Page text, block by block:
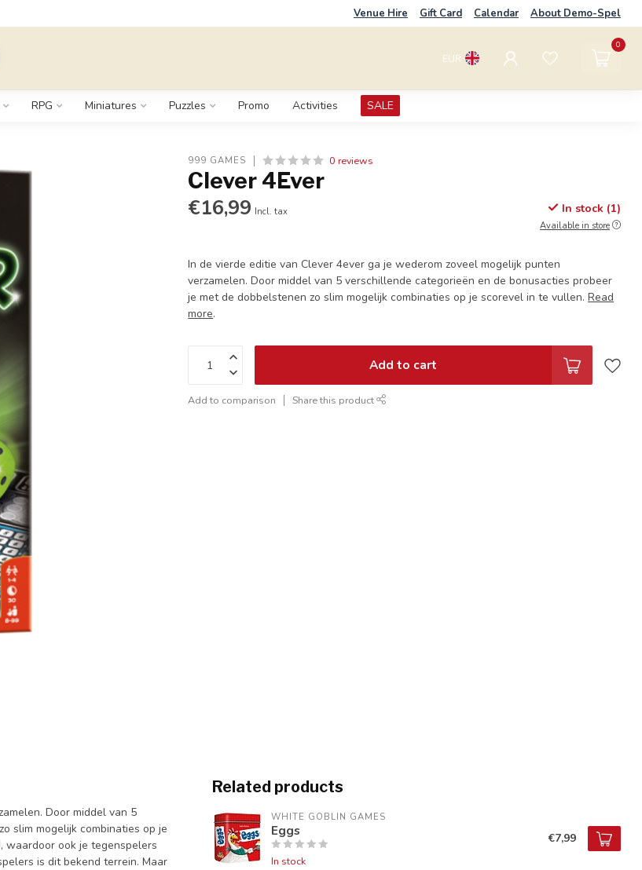
Venue Hire Gift Card Calendar About Demo-Spel
EUR
0
RPG Miniatures Puzzles Promo Activities SALE
999 GAMES 0 reviews
Clever 4Ever
€16,99 Incl. tax In stock (1)
Available in store
In de vierde editie van Clever 4ever ga je wederom zoveel mogelijk punten
verzamelen. Door middel van 5 verschillende categorieën en de bonusacties probeer
je met de dobbelstenen zo slim mogelijk combinaties op je scorevel in te vullen.Read
more.
Add to cart
Add to comparison Share this product
Door middel van 5
slim mogelijk combinaties op je
waardoor ook je tegenspelers
is dit bekend terrein. Maar
Related products
WHITE GOBLIN GAMES
Eggs
In stock
€7,99